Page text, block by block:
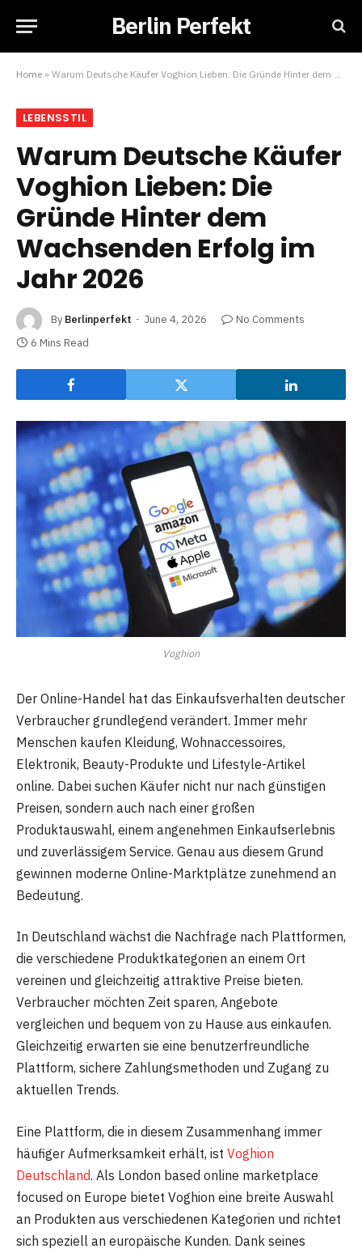
Berlin Perfekt
Home » Warum Deutsche Käufer Voghion Lieben: Die Gründe Hinter dem Wachsenden Erfolg im Jahr 2026
LEBENSSTIL
Warum Deutsche Käufer
Voghion Lieben: Die
Gründe Hinter dem
Wachsenden Erfolg im
Jahr 2026
By Berlinperfekt June 4, 2026
No Comments
6 Mins Read
Voghion
Der Online-Handel hat das Einkaufsverhalten deutscher
Verbraucher grundlegend verändert. Immer mehr
Menschen kaufen Kleidung, Wohnaccessoires,
Elektronik, Beauty-Produkte und Lifestyle-Artikel
online. Dabei suchen Käufer nicht nur nach günstigen
Preisen, sondern auch nach einer großen
Produktauswahl, einem angenehmen Einkaufserlebnis
und zuverlässigem Service. Genau aus diesem Grund
gewinnen moderne Online-Marktplätze zunehmend an
Bedeutung.
In Deutschland wächst die Nachfrage nach Plattformen,
die verschiedene Produktkategorien an einem Ort
vereinen und gleichzeitig attraktive Preise bieten.
Verbraucher möchten Zeit sparen, Angebote
vergleichen und bequem von zu Hause aus einkaufen.
Gleichzeitig erwarten sie eine benutzerfreundliche
Plattform, sichere Zahlungsmethoden und Zugang zu
aktuellen Trends.
Eine Plattform, die in diesem Zusammenhang immer
häufiger Aufmerksamkeit erhält, ist Voghion
Deutschland. Als London based online marketplace
focused on Europe bietet Voghion eine breite Auswahl
an Produkten aus verschiedenen Kategorien und richtet
sich speziell an europäische Kunden. Dank seines